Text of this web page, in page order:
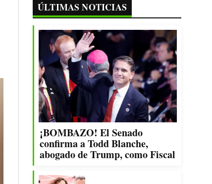
ÚLTIMAS NOTICIAS
¡BOMBAZO! El Senado
confirma a Todd Blanche,
abogado de Trump, como Fiscal